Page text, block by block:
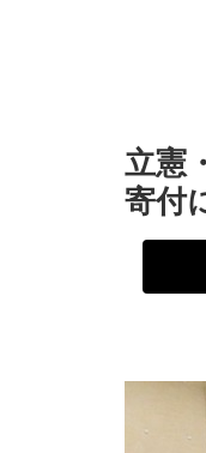
立憲
寄付